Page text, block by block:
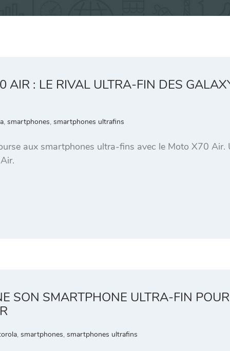
AIR : LE RIVAL ULTRA-FIN DES
, smartphones, smartphones ultrafins
aux smartphones ultra-fins avec le Moto X70 Air.
SON SMARTPHONE ULTRA-FIN
, smartphones, smartphones ultrafins